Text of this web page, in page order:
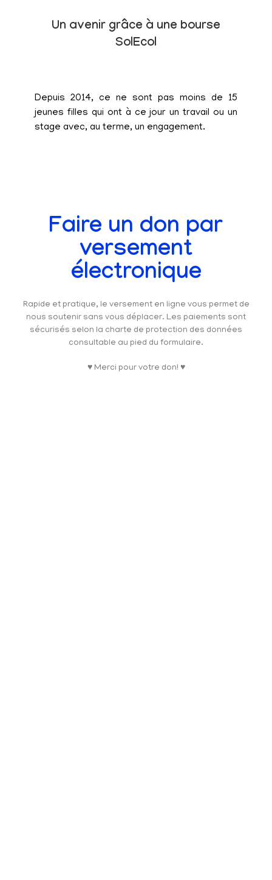
Un avenir grâce à une bourse
SolEcol
Depuis 2014, ce ne sont pas moins de 15
jeunes filles qui ont à ce jour un travail ou un
stage avec, au terme, un engagement.
Faire un don par
versement
électronique
Rapide et pratique, le versement en ligne vous permet de
nous soutenir sans vous déplacer. Les paiements sont
sécurisés selon la charte de protection des données
consultable au pied du formulaire.
♥ Merci pour votre don! ♥